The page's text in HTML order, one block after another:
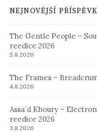
NEJNOVĚJŠÍ
The Gentle People –
reedice 2026
5.8.2026
The Frames –
4.8.2026
Assa´d Khoury –
reedice 2026
3.8.2026